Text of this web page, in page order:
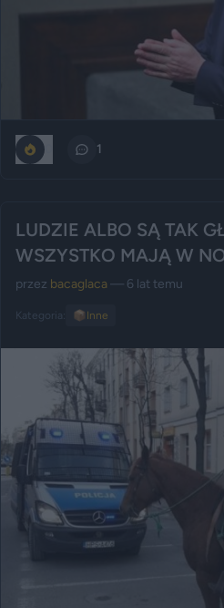
1
LUDZIE ALBO SĄ TAK
WSZYSTKO MAJĄ W
przez bacaglaca — 6 lat temu
Kategoria: 📦 Inne